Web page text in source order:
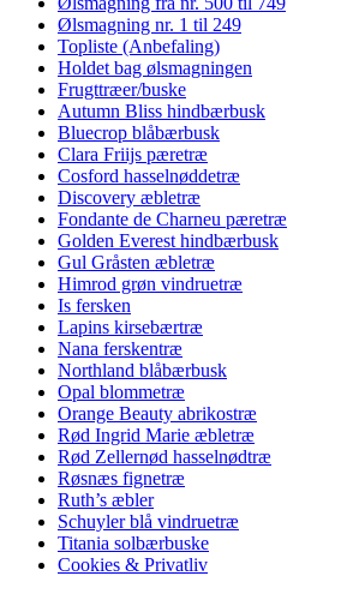
Ølsmagning nr. 1 til 249
Topliste (Anbefaling)
Holdet bag ølsmagningen
Frugttræer/buske
Autumn Bliss hindbærbusk
Bluecrop blåbærbusk
Clara Friijs pæretræ
Cosford hasselnøddetræ
Discovery æbletræ
Fondante de Charneu pæretræ
Golden Everest hindbærbusk
Gul Gråsten æbletræ
Himrod grøn vindruetræ
Is fersken
Lapins kirsebærtræ
Nana ferskentræ
Northland blåbærbusk
Opal blommetræ
Orange Beauty abrikostræ
Rød Ingrid Marie æbletræ
Rød Zellernød hasselnødtræ
Røsnæs fignetræ
Ruth’s æbler
Schuyler blå vindruetræ
Titania solbærbuske
Cookies & Privatliv